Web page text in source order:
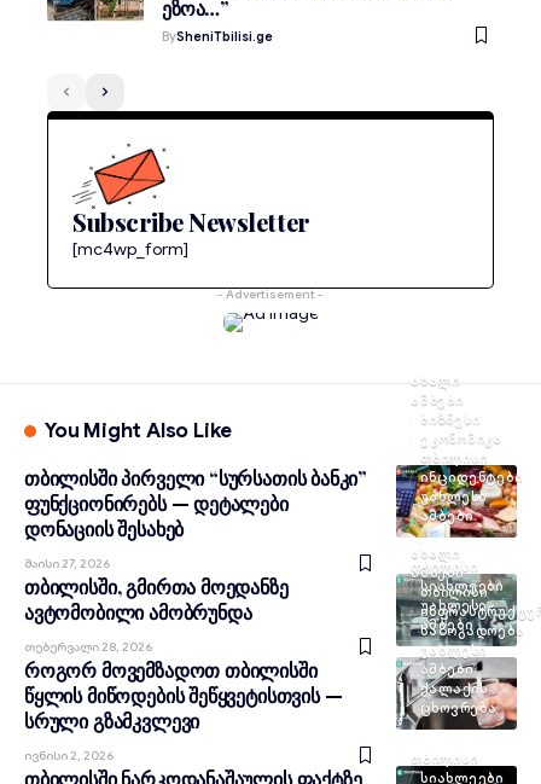
ეზოა…”
BySheniTbilisi.ge
Subscribe Newsletter
[mc4wp_form]
- Advertisement -
You Might Also Like
ᲐᲮᲐᲚᲘ
ᲐᲛᲑᲔᲑᲘ
ᲑᲘᲖᲜᲔᲡᲘ
ᲔᲙᲝᲜᲝᲛᲘᲙᲐ
ᲗᲑᲘᲚᲘᲡᲘ
ᲘᲜᲪᲘᲓᲔᲜᲢᲔᲑᲘ
ᲣᲐᲮᲚᲔᲡᲘ
ᲐᲛᲑᲔᲑᲘ
თბილისში პირველი “სურსათის ბანკი”
ფუნქციონირებს — დეტალები
დონაციის შესახებ
Მაისი 27, 2026
ᲗᲑᲘᲚᲘᲡᲘ
ᲡᲘᲐᲮᲚᲔᲔᲑᲘ
ᲣᲐᲮᲚᲔᲡᲘ
ᲐᲛᲑᲔᲑᲘ
თბილისში, გმირთა მოედანზე
ავტომობილი ამობრუნდა
Თებერვალი 28, 2026
ᲐᲮᲐᲚᲘ
ᲐᲛᲑᲔᲑᲘ
ᲗᲑᲘᲚᲘᲡᲘ
ᲡᲐᲖᲝᲒᲐᲓᲝᲔᲑᲐ
ᲣᲐᲮᲚᲔᲡᲘ
ᲐᲛᲑᲔᲑᲘ
ᲥᲐᲚᲐᲥᲘᲡ
ᲪᲮᲝᲕᲠᲔᲑᲐ
როგორ მოვემზადოთ თბილისში
წყლის მიწოდების შეწყვეტისთვის —
სრული გზამკვლევი
Ივნისი 2, 2026
ᲗᲑᲘᲚᲘᲡᲘ
ᲡᲘᲐᲮᲚᲔᲔᲑᲘ